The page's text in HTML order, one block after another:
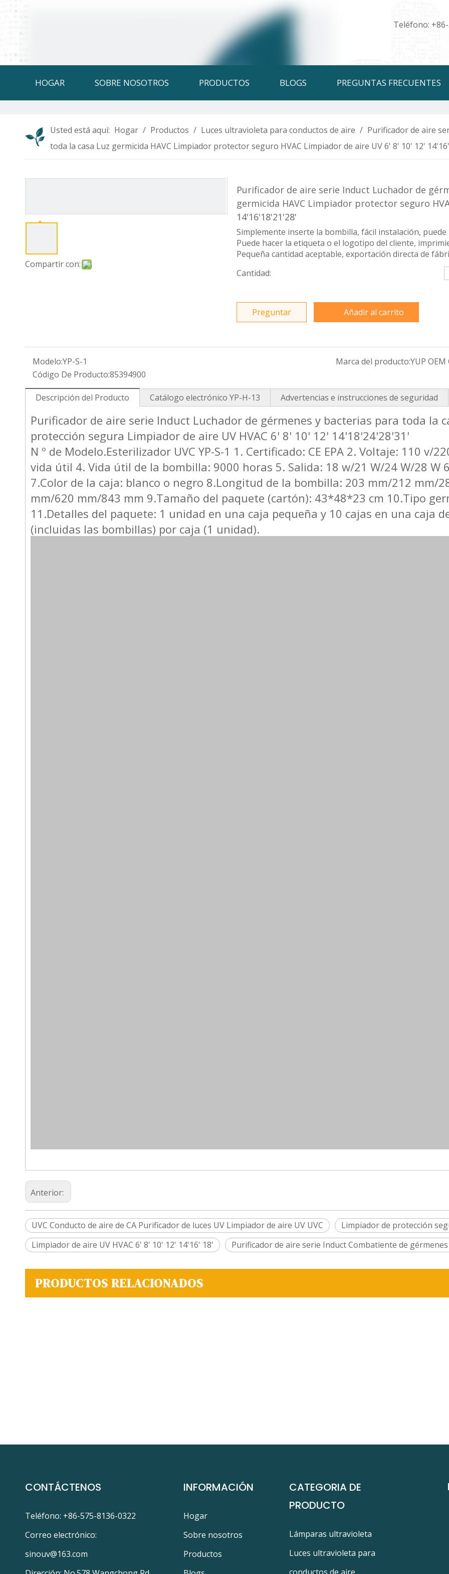
Teléfono:
HOGAR SOBRE NOSOTROS PRODUCTOS BLOGS PREGUNTAS FRECUENTES
Usted está aquí: Hogar / Productos / Luces ultravioleta para conductos de aire / Purificador de aire
toda la casa Luz germicida HAVC Limpiador protector seguro HVAC Limpiador de aire UV 6' 8' 10' 12'
Compartir con:
Purificador de aire serie Induct Luchador de
germicida HAVC Limpiador protector seguro
14'16'18'21'28'
Simplemente inserte la bombilla, fácil instalación,
Puede hacer la etiqueta o el logotipo del cliente,
Pequeña cantidad aceptable, exportación directa de
Cantidad:
Preguntar Añadir al carrito
Modelo:YP-S-1 Marca del producto:YUP OEM
Código De Producto:85394900
Descripción del Producto Catálogo electrónico YP-H-13 Advertencias e instrucciones de seguridad
Purificador de aire serie Induct Luchador de gérmenes y bacterias para toda la
protección segura Limpiador de aire UV HVAC 6' 8' 10' 12' 14'18'24'28'31'
N º de Modelo.Esterilizador UVC YP-S-1 1. Certificado: CE EPA 2. Voltaje: 110 v/
vida útil 4. Vida útil de la bombilla: 9000 horas 5. Salida: 18 w/21 W/24 W/28
7.Color de la caja: blanco o negro 8.Longitud de la bombilla: 203 mm/212 mm/
mm/620 mm/843 mm 9.Tamaño del paquete (cartón): 43*48*23 cm 10.Tipo
11.Detalles del paquete: 1 unidad en una caja pequeña y 10 cajas en una caja
(incluidas las bombillas) por caja (1 unidad).
Anterior:
UVC Conducto de aire de CA Purificador de luces UV Limpiador de aire UV UVC
Limpiador de protección
Limpiador de aire UV HVAC 6' 8' 10' 12' 14'16' 18'
Purificador de aire serie Induct Combatiente de
PRODUCTOS RELACIONADOS
CONTÁCTENOS
Teléfono: +86-575-8136-0322
Correo electrónico:
sinouv@163.com
INFORMACIÓN
Hogar
Sobre nosotros
Productos
CATEGORIA DE
PRODUCTO
Lámparas ultravioleta
Luces ultravioleta para